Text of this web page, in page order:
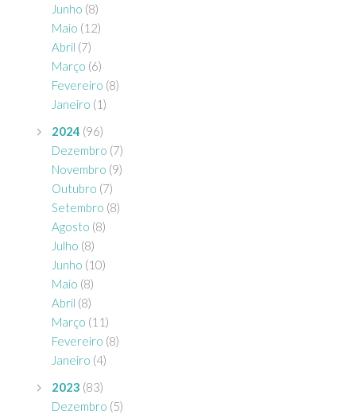
Junho (8)
Maio (12)
Abril (7)
Março (6)
Fevereiro (8)
Janeiro (1)
2024 (96)
Dezembro (7)
Novembro (9)
Outubro (7)
Setembro (8)
Agosto (8)
Julho (8)
Junho (10)
Maio (8)
Abril (8)
Março (11)
Fevereiro (8)
Janeiro (4)
2023 (83)
Dezembro (5)